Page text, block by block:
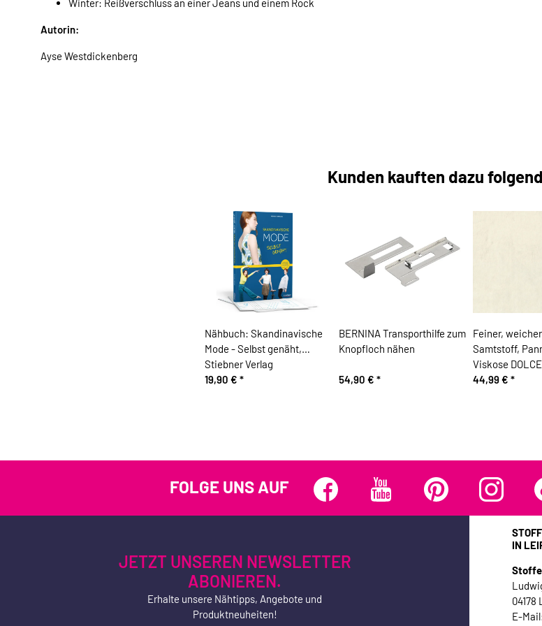
Winter: Reißverschluss an einer Jeans und einem Rock
Autorin:
Ayse Westdickenberg
Kunden kauften dazu
Nähbuch: Skandinavische
Mode - Selbst genäht,
Stiebner Verlag
19,90 € *
BERNINA Transporthilfe zum
Knopfloch nähen
54,90 € *
Feiner,
Samtstoff,
Viskose
44,99 € *
FOLGE UNS AUF
JETZT UNSEREN NEWSLETTER
ABONIEREN.
Erhalte unsere Nähtipps, Angebote und
Produktneuheiten!
IN
04178
E-